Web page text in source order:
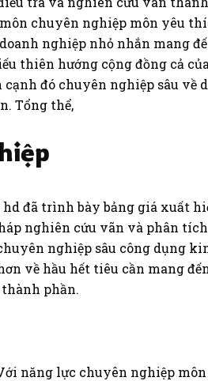
chuyên nghiệp môn yêu
nghiệp nhỏ nhắn mang
thiên hướng cộng đồng cả
đó chuyên nghiệp sâu
Tổng thể,
đã trình bày bảng giá xuất
nghiên cứu vãn và phân
nghiệp sâu công dụng
về hầu hết tiêu cần mang
phần.
năng lực chuyên nghiệp